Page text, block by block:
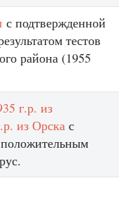
с подтвержденной
тестов
района (1955
г.р. из
из Орска с